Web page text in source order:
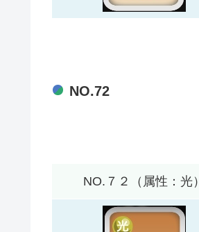
NO.72
NO.７２（属性：光）